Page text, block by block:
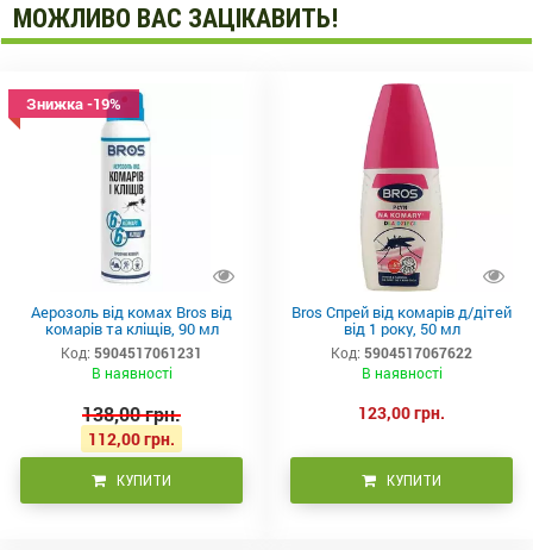
МОЖЛИВО ВАС ЗАЦІКАВИТЬ!
Знижка -19%
Аерозоль від комах Bros від
комарів та кліщів, 90 мл
Код: 5904517061231
В наявності
138,00 грн.
112,00 грн.
КУПИТИ
Bros Спрей від комарів д/дітей
від 1 року, 50 мл
Код: 5904517067622
В наявності
123,00 грн.
КУПИТИ